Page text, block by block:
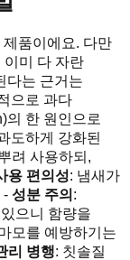
품이에요. 다만
이미 다 자란
다는 근거는
으로 과다
의 한 원인으로
도하게 강화된
려 사용하되,
용 편의성: 냄새가
- 성분 주의 :
으니 함량을
모를 예방하기는
리 병행: 칫솔질